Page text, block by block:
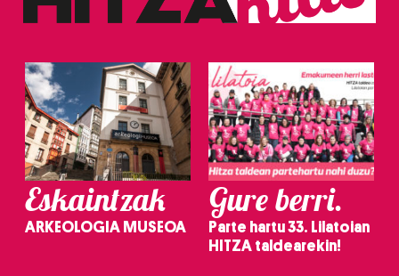
Eskaintzak
ARKEOLOGIA MUSEOA
Gure berri.
Parte hartu 33. Lilatoian
HITZA taldearekin!